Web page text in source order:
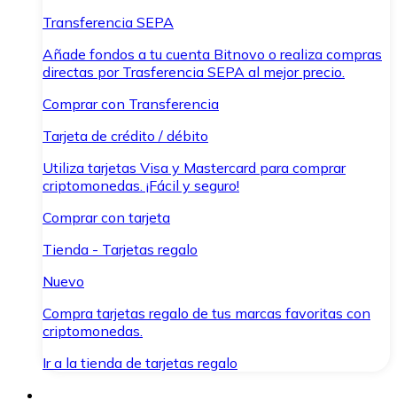
Transferencia SEPA
Añade fondos a tu cuenta Bitnovo o realiza compras
directas por Trasferencia SEPA al mejor precio.
Comprar con Transferencia
Tarjeta de crédito / débito
Utiliza tarjetas Visa y Mastercard para comprar
criptomonedas. ¡Fácil y seguro!
Comprar con tarjeta
Tienda - Tarjetas regalo
Nuevo
Compra tarjetas regalo de tus marcas favoritas con
criptomonedas.
Ir a la tienda de tarjetas regalo